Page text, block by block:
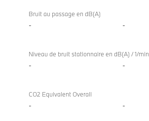
Bruit au passage en dB(A)
- -
Niveau de bruit stationnaire en dB(A) / 1/min
- -
CO2 Equivalent Overall
- -